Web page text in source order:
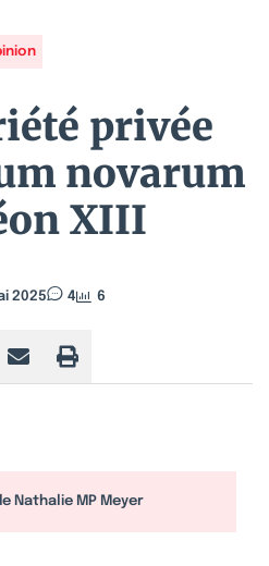
privée
novarum
XIII
2025 4
6
Nathalie MP Meyer